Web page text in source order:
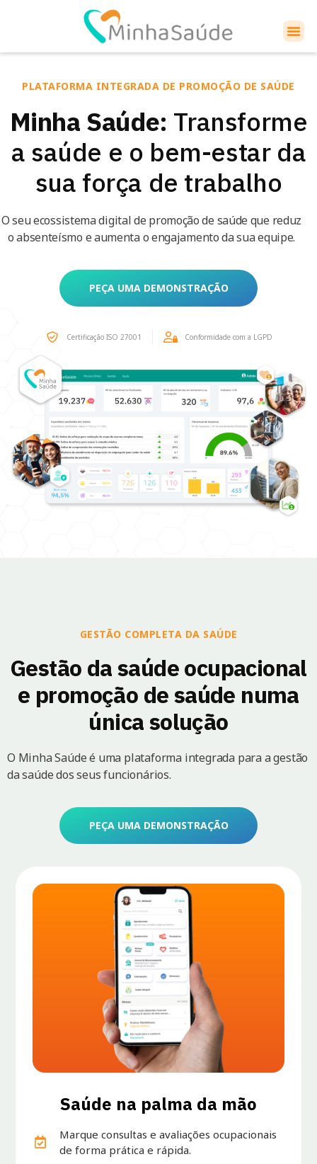
PLATAFORMA INTEGRADA DE PROMOÇÃO DE SAÚDE
Minha Saúde: Transforme
a saúde e o bem-estar da
sua força de trabalho
O seu ecossistema digital de promoção de saúde que reduz
o absenteísmo e aumenta o engajamento da sua equipe.
PEÇA UMA DEMONSTRAÇÃO
Certificação ISO 27001 Conformidade com a LGPD
GESTÃO COMPLETA DA SAÚDE
Gestão da saúde ocupacional
e promoção de saúde numa
única solução
O Minha Saúde é uma plataforma integrada para a gestão
da saúde dos seus funcionários.
PEÇA UMA DEMONSTRAÇÃO
Saúde na palma da mão
Marque consultas e avaliações ocupacionais
de forma prática e rápida.